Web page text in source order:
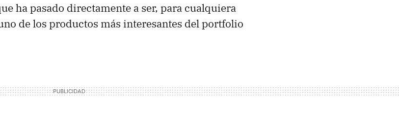
ha pasado directamente a ser, para cualquiera
de los productos más interesantes del portfolio